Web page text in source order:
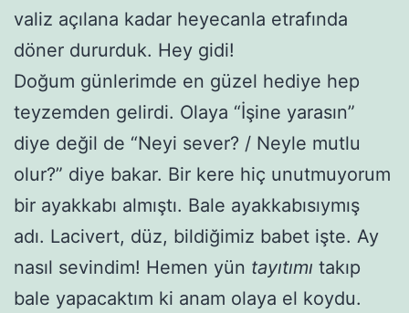
valiz açılana kadar heyecanla etrafında
döner dururduk. Hey gidi!
Doğum günlerimde en güzel hediye hep
teyzemden gelirdi. Olaya “İşine yarasın”
diye değil de “Neyi sever? / Neyle mutlu
olur?” diye bakar. Bir kere hiç unutmuyorum
bir ayakkabı almıştı. Bale ayakkabısıymış
adı. Lacivert, düz, bildiğimiz babet işte. Ay
nasıl sevindim! Hemen yün tayıtımı takıp
bale yapacaktım ki anam olaya el koydu.